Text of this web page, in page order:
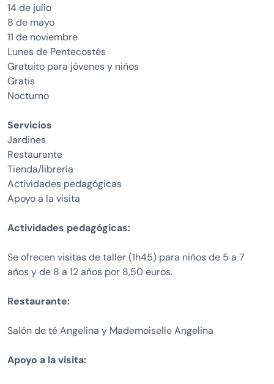
14 de julio
8 de mayo
11 de noviembre
Lunes de Pentecostés
Gratuito para jóvenes y niños
Gratis
Nocturno
Servicios
Jardines
Restaurante
Tienda/librería
Actividades pedagógicas
Apoyo a la visita
Actividades pedagógicas:
Se ofrecen visitas de taller (1h45) para niños de 5 a 7
años y de 8 a 12 años por 8,50 euros.
Restaurante:
Salón de té Angelina y Mademoiselle Angelina
Apoyo a la visita: